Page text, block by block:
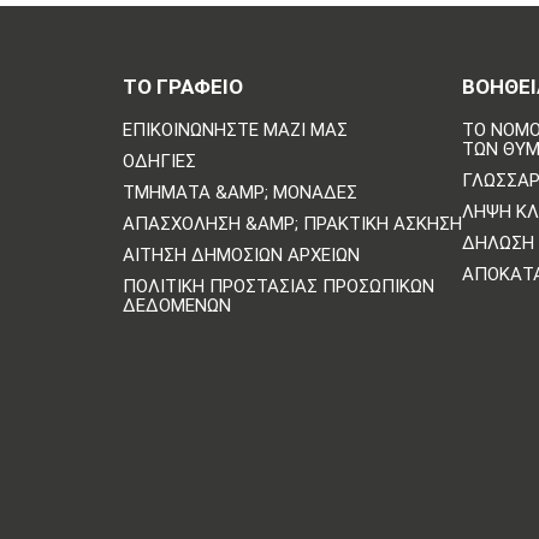
ΤΟ ΓΡΑΦΕΙΟ
ΕΠΙΚΟΙΝΩΝΗΣΤΕ ΜΑΖΙ ΜΑΣ
ΟΔΗΓΊΕΣ
ΤΜΉΜΑΤΑ &AMP; ΜΟΝΆΔΕΣ
ΑΠΑΣΧΌΛΗΣΗ &AMP; ΠΡΑΚΤΙΚΉ ΆΣΚΗΣΗ
ΑΊΤΗΣΗ ΔΗΜΌΣΙΩΝ ΑΡΧΕΊΩΝ
ΠΟΛΙΤΙΚΗ ΠΡΟΣΤΑΣΙΑΣ ΠΡΟΣΩΠΙΚΩΝ
ΔΕΔΟΜΕΝΩΝ
ΤΟ
ΤΩΝ
ΛΉΨΗ
ΔΉΛΩΣΗ